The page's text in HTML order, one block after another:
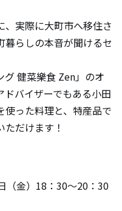
、実際に大町市へ移住さ
暮らしの本音が聞けるセ
グ 健菜樂食 Zen」のオ
バイザーでもある小田
った料理と、特産品で
だけます！
（金）18：30～20：30